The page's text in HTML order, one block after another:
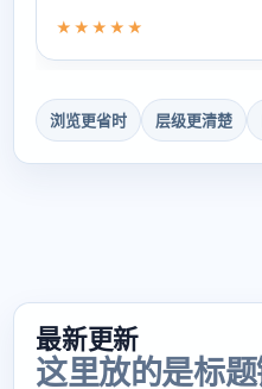
★★★★★
浏览更省时 层级更清楚
最新更新
这里放的是标